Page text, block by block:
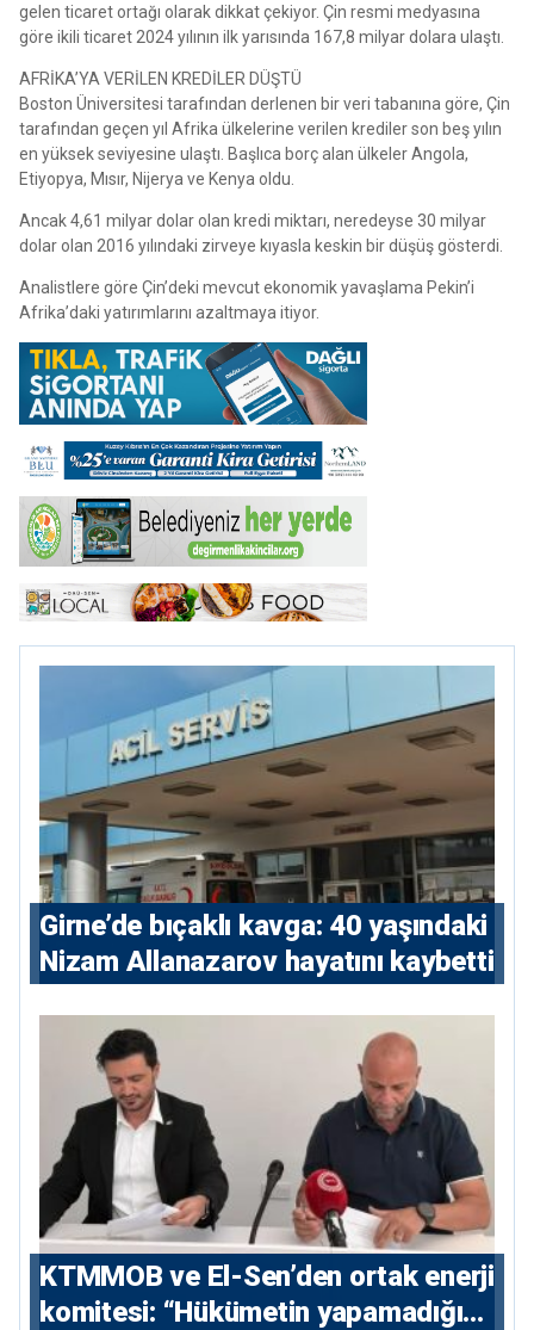
gelen ticaret ortağı olarak dikkat çekiyor. Çin resmi medyasına
göre ikili ticaret 2024 yılının ilk yarısında 167,8 milyar dolara ulaştı.
AFRİKA’YA VERİLEN KREDİLER DÜŞTÜ
Boston Üniversitesi tarafından derlenen bir veri tabanına göre, Çin
tarafından geçen yıl Afrika ülkelerine verilen krediler son beş yılın
en yüksek seviyesine ulaştı. Başlıca borç alan ülkeler Angola,
Etiyopya, Mısır, Nijerya ve Kenya oldu.
Ancak 4,61 milyar dolar olan kredi miktarı, neredeyse 30 milyar
dolar olan 2016 yılındaki zirveye kıyasla keskin bir düşüş gösterdi.
Analistlere göre Çin’deki mevcut ekonomik yavaşlama Pekin’i
Afrika’daki yatırımlarını azaltmaya itiyor.
Girne’de bıçaklı kavga: 40 yaşındaki
Nizam Allanazarov hayatını kaybetti
KTMMOB ve El-Sen’den ortak enerji
komitesi: “Hükümetin yapamadığını